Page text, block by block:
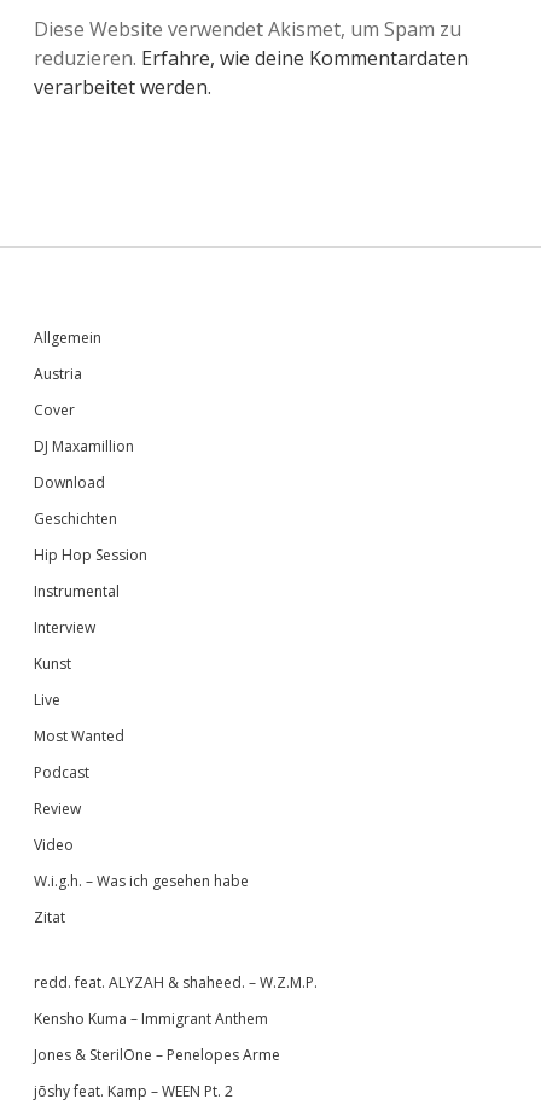
Diese Website verwendet Akismet, um Spam zu
reduzieren. Erfahre, wie deine Kommentardaten
verarbeitet werden.
Sidebar
Allgemein
Austria
Cover
DJ Maxamillion
Download
Geschichten
Hip Hop Session
Instrumental
Interview
Kunst
Live
Most Wanted
Podcast
Review
Video
W.i.g.h. – Was ich gesehen habe
Zitat
redd. feat. ALYZAH & shaheed. – W.Z.M.P.
Kensho Kuma – Immigrant Anthem
Jones & SterilOne – Penelopes Arme
jōshy feat. Kamp – WEEN Pt. 2